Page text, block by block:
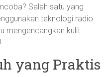
Salah satu yang
teknologi radio
mengencangkan kulit
yang Praktis